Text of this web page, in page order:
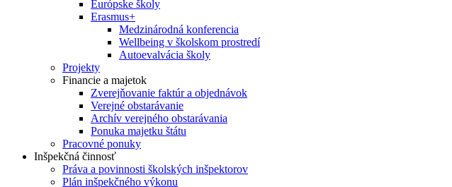
Európske školy
Erasmus+
Medzinárodná konferencia
Wellbeing v školskom prostredí
Autoevalvácia školy
Projekty
Financie a majetok
Zverejňovanie faktúr a objednávok
Verejné obstarávanie
Archív verejného obstarávania
Ponuka majetku štátu
Pracovné ponuky
Inšpekčná činnosť
Práva a povinnosti školských inšpektorov
Plán inšpekčného výkonu